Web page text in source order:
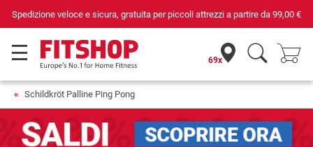
Spedizione veloce e sicura, gratuita per piccoli attrezzi a partire da 99,00 €
69x
Schildkröt Palline Ping Pong